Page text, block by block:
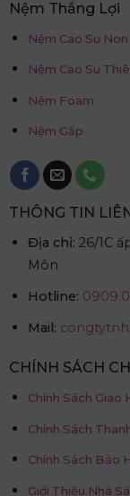
Nệm Thắng Lợi
Nệm Cao Su Non
Nệm Cao Su
Nệm Foam
Nệm Gấp
THÔNG TIN
Địa chỉ: 26/1C
Môn
Hotline:
Mail:
CHÍNH SÁCH
Chính Sách Giao
Chính Sách
Chính Sách Bảo
Giới Thiệu Nhà